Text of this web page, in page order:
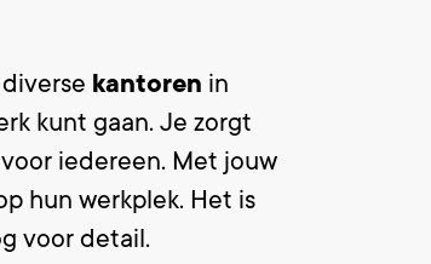
kantoren in
kunt gaan. Je zorgt
iedereen. Met jouw
hun werkplek. Het is
voor detail.